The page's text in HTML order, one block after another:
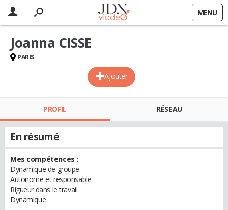
MENU
Ajouter
Joanna CISSE
PARIS
PROFIL RÉSEAU
En résumé
Mes compétences :
Dynamique de groupe
Autonome et responsable
Rigueur dans le travail
Dynamique